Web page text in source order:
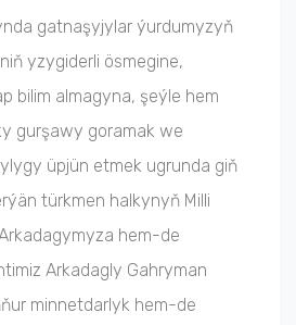
gatnaşyjylar ýurdumyzyň
yzygiderli ösmegine,
bilim almagyna, şeýle hem
gurşawy goramak we
üpjün etmek ugrunda giň
türkmen halkynyň Milli
hem-de
Arkadagly Gahryman
minnetdarlyk hem-de